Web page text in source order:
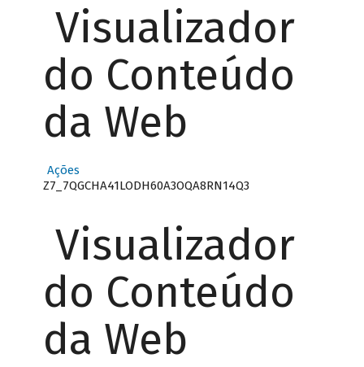
Visualizador
do Conteúdo
da Web
Ações
Z7_7QGCHA41LODH60A3OQA8RN14Q3
Visualizador
do Conteúdo
da Web